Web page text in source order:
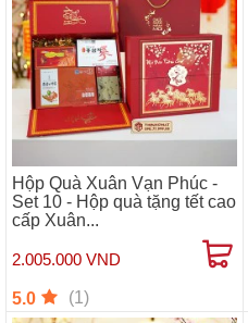
Hộp Quà Xuân Vạn Phúc -
Set 10 - Hộp quà tặng tết cao
cấp Xuân...
2.005.000 VND
5.0 (1)